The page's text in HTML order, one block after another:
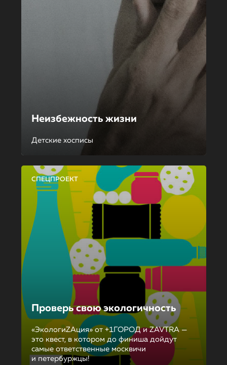
Неизбежность жизни
Детские хосписы
СПЕЦПРОЕКТ
Проверь свою экологичность
«ЭкологиZAция» от +1ГОРОД и ZAVTRA —
это квест, в котором до финиша дойдут
самые ответственные москвичи
и петербуржцы!